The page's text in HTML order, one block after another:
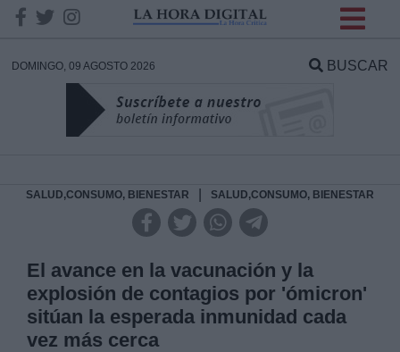
DOMINGO, 09 AGOSTO 2026 BUSCAR
SALUD,CONSUMO, BIENESTAR SALUD,CONSUMO, BIENESTAR
El avance en la vacunación y la
explosión de contagios por 'ómicron'
sitúan la esperada inmunidad cada
vez más cerca
DATOS
Responsable:
Legitimación: